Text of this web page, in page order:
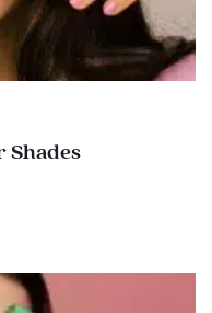
Shades